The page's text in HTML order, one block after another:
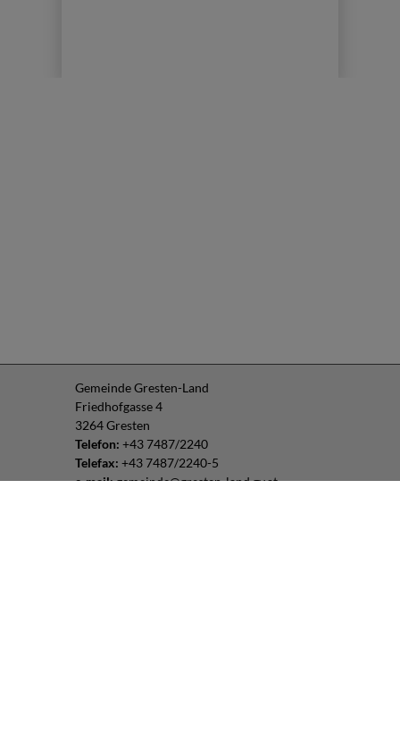
Gemeinde Gresten-Land
Friedhofgasse 4
3264 Gresten
Telefon: +43 7487/2240
Telefax: +43 7487/2240-5
e-mail:gemeinde@gresten-land.gv.at